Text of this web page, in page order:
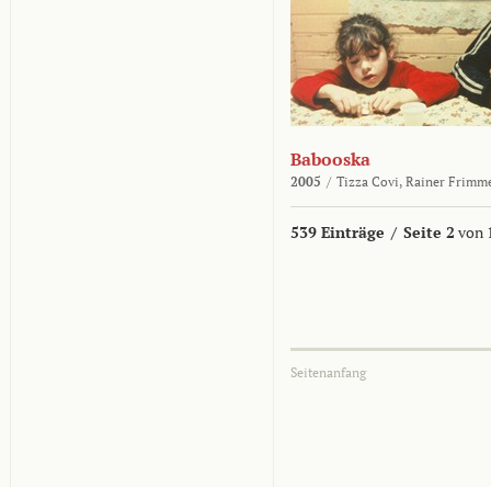
Babooska
2005 / Tizza Covi, Rainer
539 Einträge / Seite 2 von
Seitenanfang